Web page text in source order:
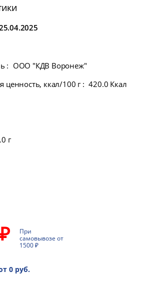
: ООО "КДВ Воронеж"
ценность, ккал/100 г : 420.0 Ккал
г
При
самовывозе от
1500 ₽
0 руб.